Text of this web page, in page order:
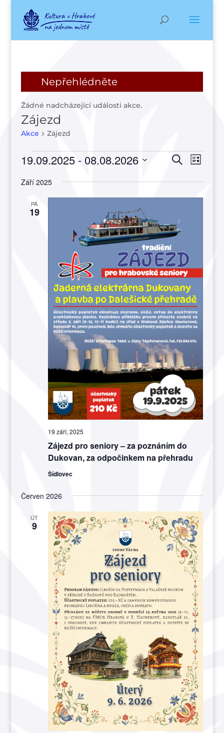
Nepřehlédněte
Žádné nadcházející události akce.
Zájezd
Akce Zájezd
Akce
hledání
a
Akce
Hledat
pro
Seznam
19.09.2025 - 08.08.2026
datum.
Září 2025
PÁ
19
Zájezd pro seniory – za poznáním do
Dukovan, za odpočinkem na přehradu
19 září, 2025
Šídlovec
Červen 2026
ÚT
9